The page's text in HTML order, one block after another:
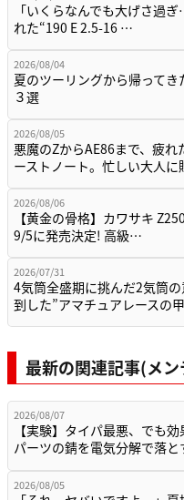
「いくらなんでも大げさ過
れた“190 E 2.5-16 …
2026/08/04
夏のツーリングから帰ってき
３選
2026/08/05
悪魔のZからAE86まで、疲れ
ーストノート。忙しい大人
2026/08/06
【黄金の骨格】カワサキ
9/5に発売決定! 高級…
2026/07/31
4気筒全盛期に挑んだ2気筒
到した”アマチュアレースの
最新の関連記事(メ
2026/08/07
【実験】タイパ最悪、でも
パーツの錆を電気分解で落
2026/08/05